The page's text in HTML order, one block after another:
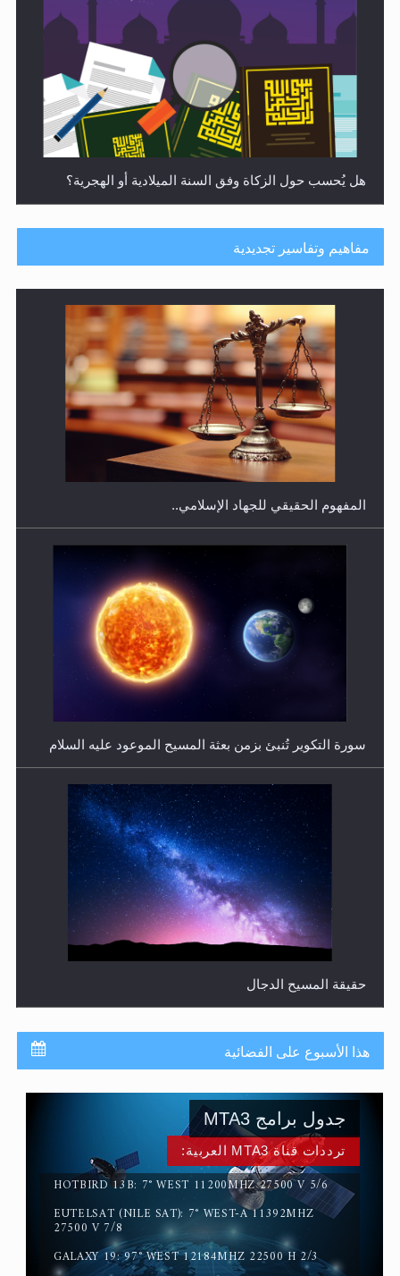
هل يُحسب حول الزكاة وفق السنة الميلادية أو الهجرية؟
هل يجوز فتح مشروع كوافير نسائي للمحجبات وغير
المحجبات؟
فتوى أمير المؤمنين الميرزا مسرور أحمد أيده الله في أطفال
مفاهيم وتفاسير تجديدية
المفهوم الحقيقي للجهاد الإسلامي..
سورة التكوير تُنبئ بزمن بعثة المسيح الموعود عليه السلام
حقيقة المسيح الدجال
القرآن قاضٍ وحكمٌ على السنة ومهيمنٌ عليها.. ليس العكس
هذا الأسبوع على الفضائية
ترددات قناة MTA3 العربية:
HOTBIRD 13B: 7° WEST 11200MHZ 27500 V 5/6
EUTELSAT (NILE SAT): 7° WEST-A 11392MHZ
27500 V 7/8
GALAXY 19: 97° WEST 12184MHZ 22500 H 2/3
جدول برامج MTA3